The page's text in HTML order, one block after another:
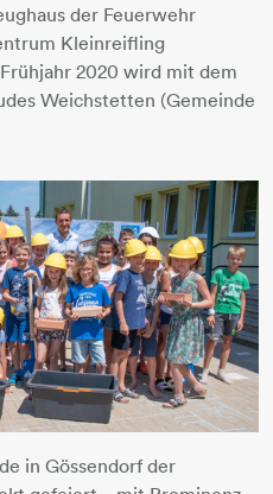
der Feuerwehr
Kleinreifling
2020 wird mit dem
Weichstetten (Gemeinde
in Gössendorf der